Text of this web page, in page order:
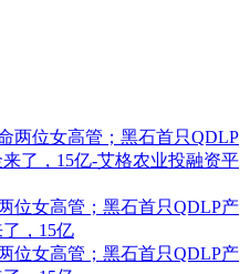
位女高管；黑石首只QDLP产
，15亿
位女高管；黑石首只QDLP产